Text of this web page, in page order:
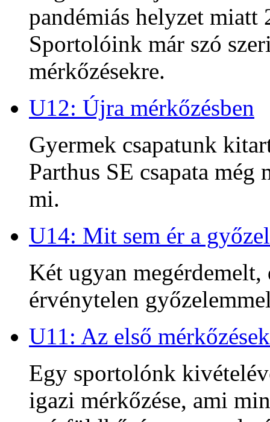
pandémiás helyzet
Sportolóink már szó
mérkőzésekre.
U12: Újra mérkőzésben
Gyermek csapatunk
Parthus SE csapata
mi.
U14: Mit sem ér a
Két ugyan
érvénytelen
U11: Az első mérkőzések
Egy sportolónk
igazi mérkőzése, ami